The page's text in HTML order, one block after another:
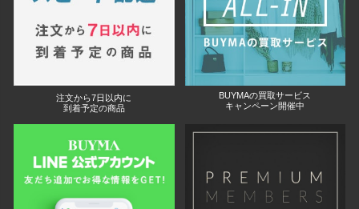
注文から7日以内に
到着予定の商品
BUYMAの買取サービス
キャンペーン開催中